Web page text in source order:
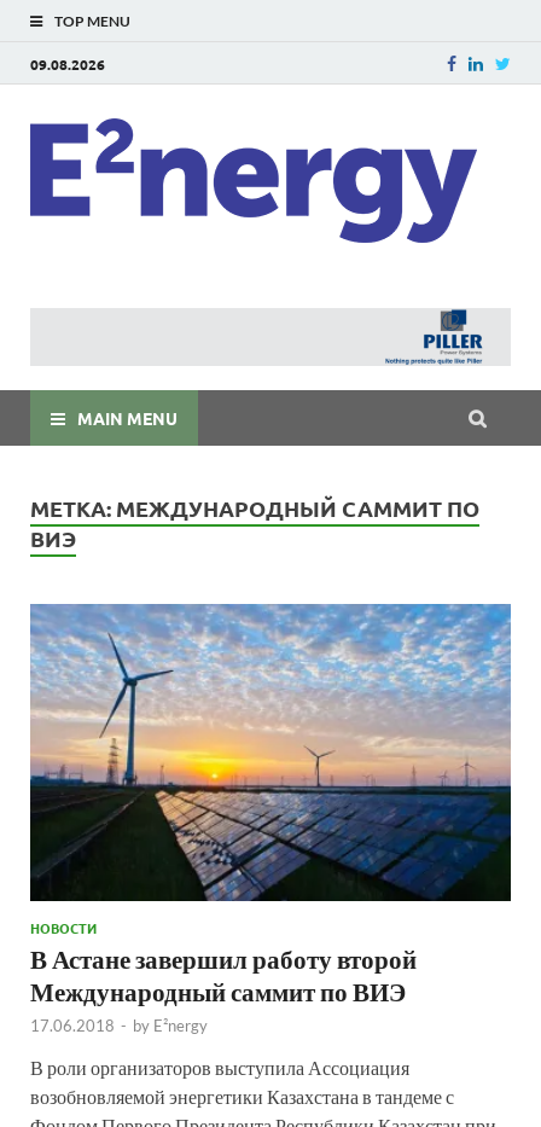
TOP MENU
09.08.2026
MAIN MENU
МЕТКА: МЕЖДУНАРОДНЫЙ САММИТ ПО
ВИЭ
НОВОСТИ
В Астане завершил работу второй
Международный саммит по ВИЭ
17.06.2018 - by E²nergy
В роли организаторов выступила Ассоциация
возобновляемой энергетики Казахстана в тандеме с